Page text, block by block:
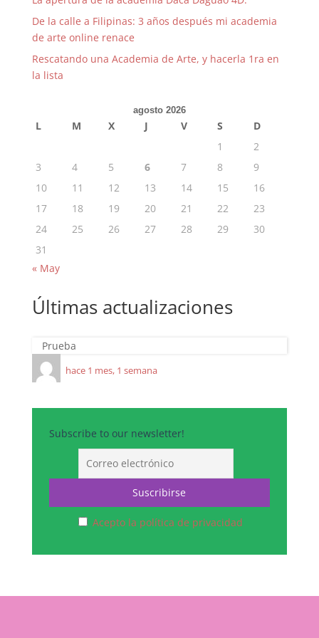
De la calle a Filipinas: 3 años después mi academia
de arte online renace
Rescatando una Academia de Arte, y hacerla 1ra en
la lista
agosto 2026
L M X J V S
D
1
2
3
4 5 6 7 8
9
10
11 12 13 14 15
16
17
18 19 20 21 22
23
24
25 26 27 28 29
30
31
« May
Últimas actualizaciones
Prueba
hace 1 mes, 1 semana
Subscribe to our newsletter!
Acepto la política de privacidad